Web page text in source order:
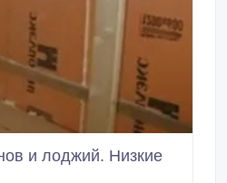
и лоджий. Низкие